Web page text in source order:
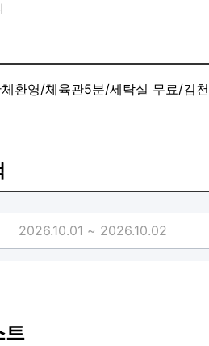
환영/체육관5분/세탁실 무료/김
젊은분들 100% 민증검사 들어감니
서 입실후 문제 생길시 업무방해죄
요구시 공갈 협박죄 모두적용시켜
성인은 바로 형사 구속/미성년자는
는 보호자 없이는 그랜드 예약하시
없이 퇴실조취함.
트